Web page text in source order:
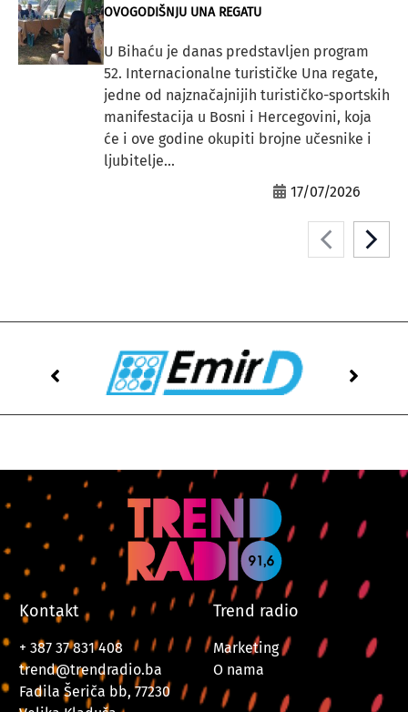
OVOGODIŠNJU UNA REGATU
U Bihaću je danas predstavljen program
52. Internacionalne turističke Una regate,
jedne od najznačajnijih turističko-sportskih
manifestacija u Bosni i Hercegovini, koja
će i ove godine okupiti brojne učesnike i
ljubitelje...
17/07/2026
Kontakt
+ 387 37 831 408
trend@trendradio.ba
Fadila Šeriča bb, 77230
Trend radio
Marketing
O nama